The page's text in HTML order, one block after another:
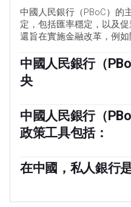
中國人民銀行（PBoC）的
定，包括匯率穩定，以及
還旨在實施金融改革，例如
中國人民銀行（
央
有，因此不被視為一個自
國共產黨（CCP）委員會
向有著關鍵影響，而不是行
中國人民銀行（
政策工具包括：
工具來實現其目標。主要
（RRR）、中期借貸便利
基準利率。LPR的變動直
在中國，私人銀行
一小部分。根據《海峽時